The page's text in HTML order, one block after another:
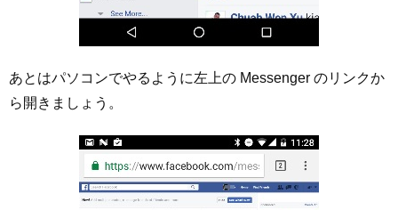
あとはパソコンでやるように左上の Messenger のリンクか
ら開きましょう。